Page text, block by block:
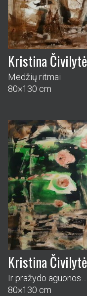
Kristina Čivilytė
Medžių ritmai
80×130 cm
Kristina Čivilytė
Ir pražydo aguonos…
80×130 cm